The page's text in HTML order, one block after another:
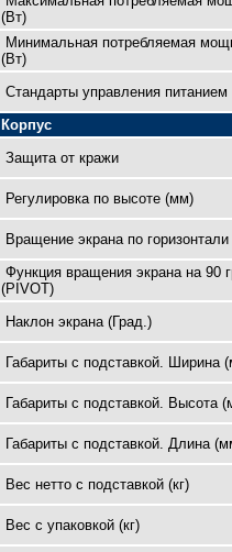
(Вт)
Минимальная потребляемая
(Вт)
Cтандарты управления питанием
Корпус
Защита от кражи
Регулировка по высоте (мм)
Вращение экрана по
Функция вращения экрана на 90
(PIVOT)
Наклон экрана (Град.)
Габариты с подставкой. Ширина
Габариты с подставкой. Высота
Габариты с подставкой. Длина
Вес нетто с подставкой (кг)
Вес с упаковкой (кг)